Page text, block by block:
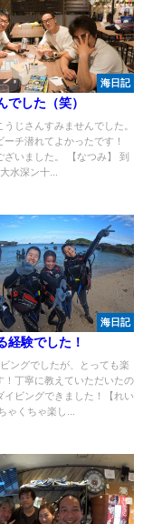
海日記
でした（笑）
うじさんすみませんでした。
ーチ潜れてよかったです！
ざいました。 【なつみ】 到
水深ン十...
海日記
経験でした！
ングでしたが、とっても楽
！丁寧に教えていただいたの
イビングできました！【れい
ゃくちゃ楽し...